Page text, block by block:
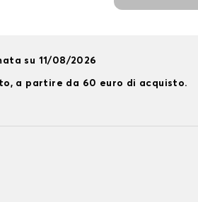
su 11/08/2026
a partire da 60 euro di acquisto.